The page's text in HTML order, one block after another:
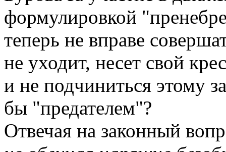
формулировкой
теперь не вправе
не уходит, несет свой
и не подчиниться этому
бы "предателем"?
Отвечая на законный